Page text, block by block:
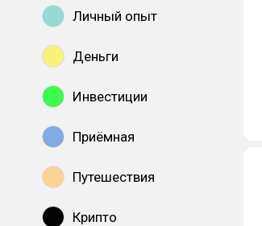
Личный опыт
Деньги
Инвестиции
Приёмная
Путешествия
Крипто